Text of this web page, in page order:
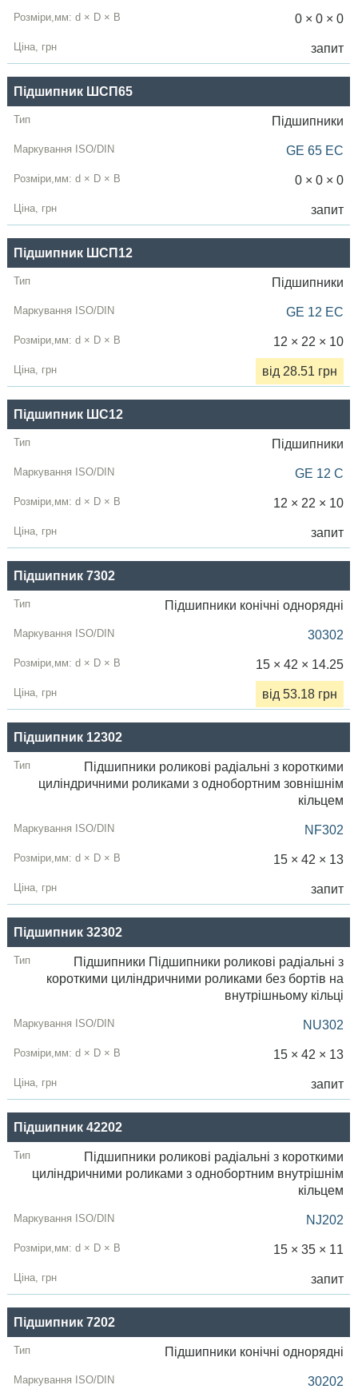
ГОСТ
ISO / DIN
Розміри,мм
d×D× B
Ціна,
0 × 0 × 0
запит
Підшипник ШСП65
Підшипники
GE 65 EC
0 × 0 × 0
запит
Підшипник ШСП12
Підшипники
GE 12 EC
12 × 22 × 10
від 28.51 грн
Підшипник ШС12
Підшипники
GE 12 C
12 × 22 × 10
запит
Підшипник 7302
Підшипники конічні однорядні
30302
15 × 42 × 14.25
від 53.18 грн
Підшипник 12302
Підшипники роликові радіальні з короткими
циліндричними роликами з однобортним зовнішнім
кільцем
NF302
15 × 42 × 13
запит
Підшипник 32302
Підшипники Підшипники роликові радіальні з
короткими циліндричними роликами без бортів на
внутрішньому кільці
NU302
15 × 42 × 13
запит
Підшипник 42202
Підшипники роликові радіальні з короткими
циліндричними роликами з однобортним внутрішнім
кільцем
NJ202
15 × 35 × 11
запит
Підшипник 7202
Підшипники конічні однорядні
30202